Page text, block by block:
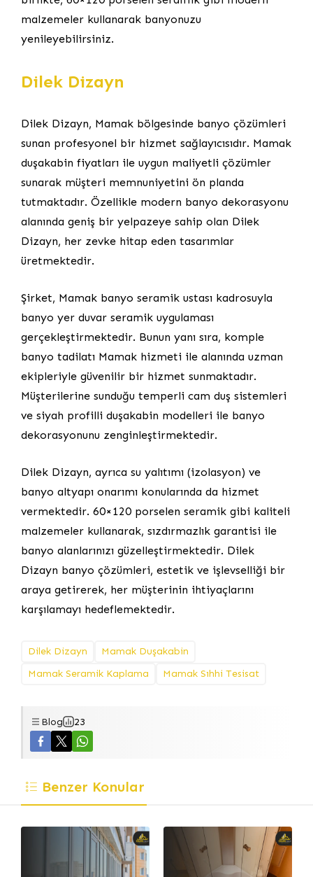
malzemeler kullanarak banyonuzu
yenileyebilirsiniz.
Dilek Dizayn
Dilek Dizayn, Mamak bölgesinde banyo çözümleri
sunan profesyonel bir hizmet sağlayıcısıdır. Mamak
duşakabin fiyatları ile uygun maliyetli çözümler
sunarak müşteri memnuniyetini ön planda
tutmaktadır. Özellikle modern banyo dekorasyonu
alanında geniş bir yelpazeye sahip olan Dilek
Dizayn, her zevke hitap eden tasarımlar
üretmektedir.
Şirket, Mamak banyo seramik ustası kadrosuyla
banyo yer duvar seramik uygulaması
gerçekleştirmektedir. Bunun yanı sıra, komple
banyo tadilatı Mamak hizmeti ile alanında uzman
ekipleriyle güvenilir bir hizmet sunmaktadır.
Müşterilerine sunduğu temperli cam duş sistemleri
ve siyah profilli duşakabin modelleri ile banyo
dekorasyonunu zenginleştirmektedir.
Dilek Dizayn, ayrıca su yalıtımı (izolasyon) ve
banyo altyapı onarımı konularında da hizmet
vermektedir. 60×120 porselen seramik gibi kaliteli
malzemeler kullanarak, sızdırmazlık garantisi ile
banyo alanlarınızı güzelleştirmektedir. Dilek
Dizayn banyo çözümleri, estetik ve işlevselliği bir
araya getirerek, her müşterinin ihtiyaçlarını
karşılamayı hedeflemektedir.
Dilek Dizayn
Mamak Duşakabin
Mamak Seramik Kaplama
Mamak Sıhhi Tesisat
Blog 23
Benzer Konular